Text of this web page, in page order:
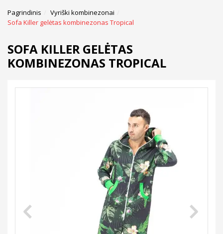
Pagrindinis
Vyriški kombinezonai
Sofa Killer gelėtas kombinezonas Tropical
SOFA KILLER GELĖTAS
KOMBINEZONAS TROPICAL